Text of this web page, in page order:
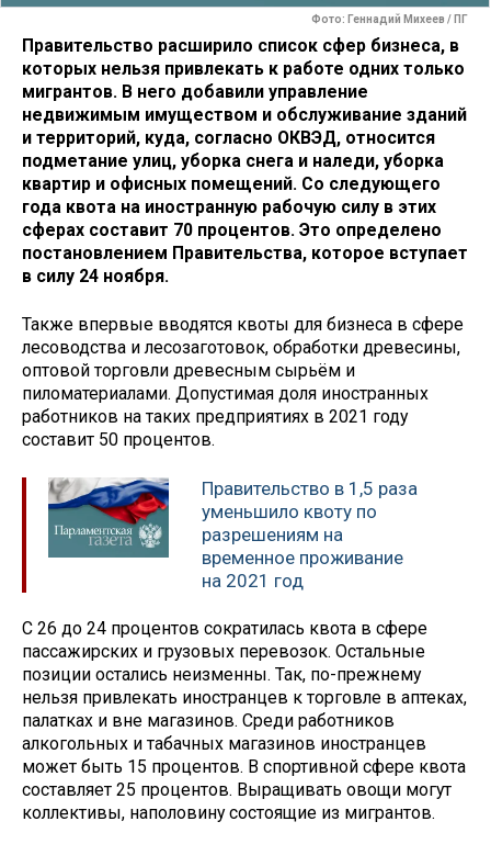
Фото: Геннадий Михеев / ПГ
Правительство расширило список сфер бизнеса, в
которых нельзя привлекать к работе одних только
мигрантов. В него добавили управление
недвижимым имуществом и обслуживание зданий
и территорий, куда, согласно ОКВЭД, относится
подметание улиц, уборка снега и наледи, уборка
квартир и офисных помещений. Со следующего
года квота на иностранную рабочую силу в этих
сферах составит 70 процентов. Это определено
постановлением Правительства, которое вступает
в силу 24 ноября.
Также впервые вводятся квоты для бизнеса в сфере
лесоводства и лесозаготовок, обработки древесины,
оптовой торговли древесным сырьём и
пиломатериалами. Допустимая доля иностранных
работников на таких предприятиях в 2021 году
составит 50 процентов.
Правительство в 1,5 раза
уменьшило квоту по
разрешениям на
временное проживание
на 2021 год
С 26 до 24 процентов сократилась квота в сфере
пассажирских и грузовых перевозок. Остальные
позиции остались неизменны. Так, по-прежнему
нельзя привлекать иностранцев к торговле в аптеках,
палатках и вне магазинов. Среди работников
алкогольных и табачных магазинов иностранцев
может быть 15 процентов. В спортивной сфере квота
составляет 25 процентов. Выращивать овощи могут
коллективы, наполовину состоящие из мигрантов.